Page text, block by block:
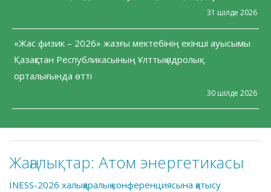
31 шілде 2026
«Жас физик – 2026» жазғы мектебінің екінші ауысымы
Қазақстан Республикасының Ұлттық ядролық
орталығында өтті
30 шілде 2026
Жаңалықтар: Атом энергетикасы
INESS-2026 халықаралық конференциясына қатысу